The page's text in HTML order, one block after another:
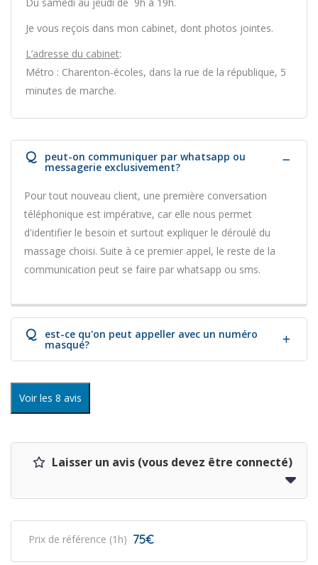
Je vous reçois dans mon cabinet, dont photos jointes.
L’adresse du cabinet:
Métro : Charenton-écoles, dans la rue de la république, 5
minutes de marche.
Q peut-on communiquer par whatsapp ou
messagerie exclusivement?
Pour tout nouveau client, une première conversation
téléphonique est impérative, car elle nous permet
d'identifier le besoin et surtout expliquer le déroulé du
massage choisi. Suite à ce premier appel, le reste de la
communication peut se faire par whatsapp ou sms.
Q est-ce qu'on peut appeller avec un numéro
masqué?
Voir les 8 avis
Laisser un avis (vous devez être connecté)
Prix de référence (1h) 75€